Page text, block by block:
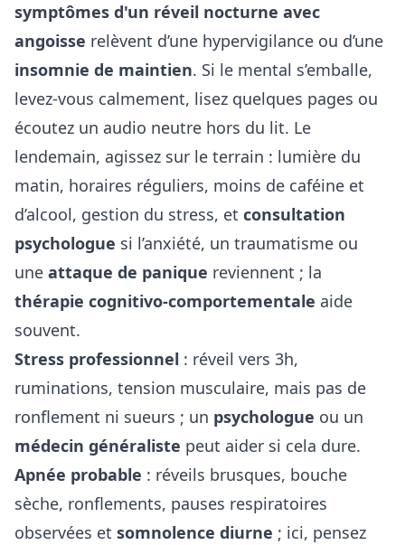
symptômes d'un réveil nocturne avec
angoisse relèvent d’une hypervigilance ou d’une
insomnie de maintien. Si le mental s’emballe,
levez-vous calmement, lisez quelques pages ou
écoutez un audio neutre hors du lit. Le
lendemain, agissez sur le terrain : lumière du
matin, horaires réguliers, moins de caféine et
d’alcool, gestion du stress, et consultation
psychologue si l’anxiété, un traumatisme ou
une attaque de panique reviennent ; la
thérapie cognitivo-comportementale aide
souvent.
Stress professionnel : réveil vers 3h,
ruminations, tension musculaire, mais pas de
ronflement ni sueurs ; un psychologue ou un
médecin généraliste peut aider si cela dure.
Apnée probable : réveils brusques, bouche
sèche, ronflements, pauses respiratoires
observées et somnolence diurne ; ici, pensez